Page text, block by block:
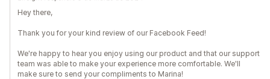
Hey there,
Thank you for your kind review of our Facebook Feed!
We're happy to hear you enjoy using our product and that our support
team was able to make your experience more comfortable. We'll
make sure to send your compliments to Marina!